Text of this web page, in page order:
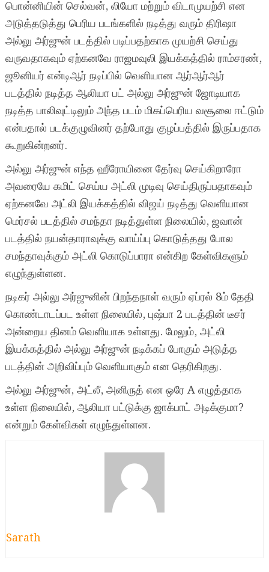
பொன்னியின் செல்வன், லியோ மற்றும் விடாமுயற்சி என
அடுத்தடுத்து பெரிய படங்களில் நடித்து வரும் திரிஷா
அல்லு அர்ஜுன் படத்தில் படிப்பதற்காக முயற்சி செய்து
வருவதாகவும் ஏற்கனவே ராஜமவுலி இயக்கத்தில் ராம்சரண்,
ஜூனியர் என்டிஆர் நடிப்பில் வெளியான ஆர்ஆர்ஆர்
படத்தில் நடித்த ஆலியா பட் அல்லு அர்ஜுன் ஜோடியாக
நடித்த பாலிவுட்டிலும் அந்த படம் மிகப்பெரிய வசூலை ஈட்டும்
என்பதால் படக்குழுவினர் தற்போது குழப்பத்தில் இருப்பதாக
கூறுகின்றனர்.
அல்லு அர்ஜுன் எந்த ஹீரோயினை தேர்வு செய்கிறாரோ
அவரையே கமிட் செய்ய அட்லி முடிவு செய்திருப்பதாகவும்
ஏற்கனவே அட்லி இயக்கத்தில் விஜய் நடித்து வெளியான
மெர்சல் படத்தில் சமந்தா நடித்துள்ள நிலையில், ஜவான்
படத்தில் நயன்தாராவுக்கு வாய்ப்பு கொடுத்தது போல
சமந்தாவுக்கும் அட்லி கொடுப்பாரா என்கிற கேள்விகளும்
எழுந்துள்ளன.
நடிகர் அல்லு அர்ஜுனின் பிறந்தநாள் வரும் ஏப்ரல் 8ம் தேதி
கொண்டாடப்பட உள்ள நிலையில், புஷ்பா 2 படத்தின் டீசர்
அன்றைய தினம் வெளியாக உள்ளது. மேலும், அட்லி
இயக்கத்தில் அல்லு அர்ஜுன் நடிக்கப் போகும் அடுத்த
படத்தின் அறிவிப்பும் வெளியாகும் என தெரிகிறது.
அல்லு அர்ஜுன், அட்லீ, அனிருத் என ஒரே A எழுத்தாக
உள்ள நிலையில், ஆலியா பட்டுக்கு ஜாக்பாட் அடிக்குமா?
என்றும் கேள்விகள் எழுந்துள்ளன.
Sarath